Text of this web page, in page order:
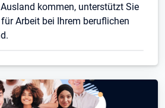
kommen, unterstützt Sie
Arbeit bei Ihrem beruflichen